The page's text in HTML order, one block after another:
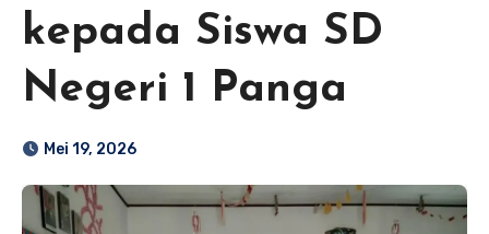
kepada Siswa SD
Negeri 1 Panga
Mei 19, 2026